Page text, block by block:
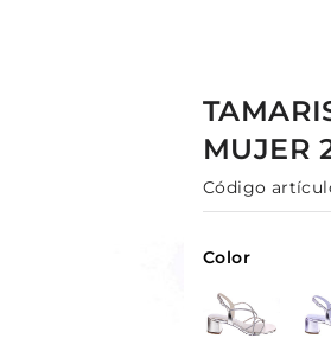
MUJER
Código
Color